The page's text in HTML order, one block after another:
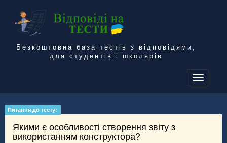
Безкоштовна база тестів з відповідями,
для студентів і школярів
Питання до тесту:
Якими є особливості створення звіту з
використанням конструктора?